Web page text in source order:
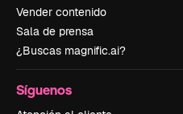
Vender contenido
Sala de prensa
¿Buscas magnific.ai?
Síguenos